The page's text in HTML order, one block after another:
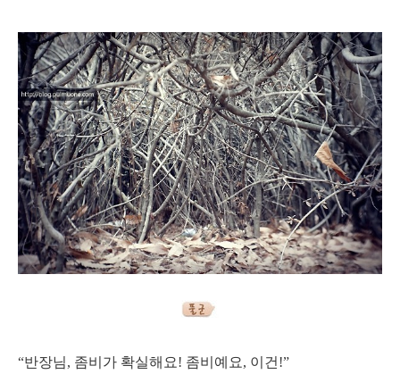
“반장님, 좀비가 확실해요! 좀비예요, 이건!”